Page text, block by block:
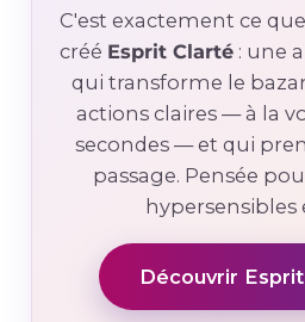
C'est exactement ce
créé Esprit Clarté : une
qui transforme le
actions claires — à la
secondes — et qui
passage. Pensée
hypersensibles
Découvrir